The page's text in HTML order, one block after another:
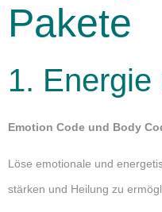
Pakete
1.
Emotion Code und Body
Löse emotionale und
stärken und Heilung zu